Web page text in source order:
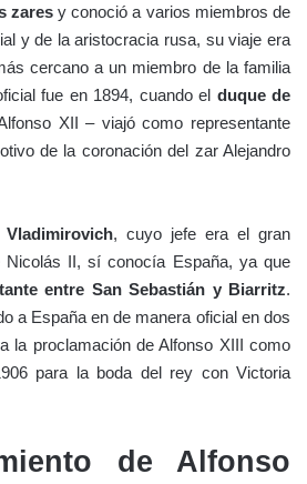
zaresy conoció a varios miembros de
y de la aristocracia rusa, su viaje era
cercano a un miembro de la familia
fue en 1894, cuando el duque de
XII – viajó como representante
de la coronación del zar Alejandro
Vladimirovich, cuyo jefe era el gran
Nicolás II, sí conocía España, ya que
entre San Sebastián y Biarritz.
a España en de manera oficial en dos
la proclamación de Alfonso XIII como
para la boda del rey con Victoria
de Alfonso